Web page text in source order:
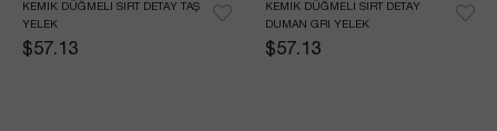
KEMIK DÜĞMELI SIRT DETAY TAŞ
YELEK
$57.13
KEMIK DÜĞMELI SIRT DETAY
DUMAN GRI YELEK
$57.13